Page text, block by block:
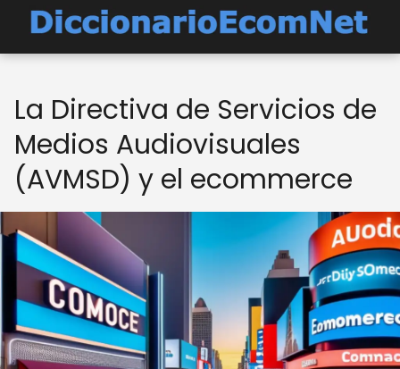
La Directiva de Servicios de
Medios Audiovisuales
(AVMSD) y el ecommerce